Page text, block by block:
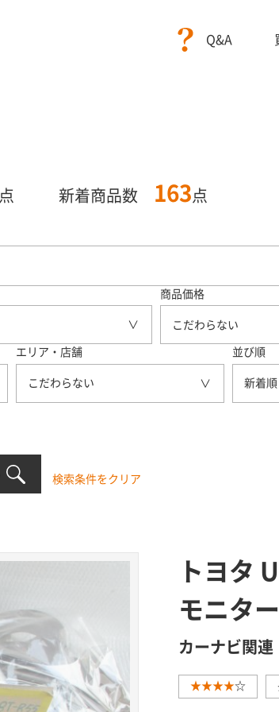
Q&A
点 新着商品数 163 点
商品価格
こだわらない
エリア・店舗
こだわらない
並び順
新着順
検索条件をクリア
トヨタ
モニタ
カーナビ関連
★★★★☆